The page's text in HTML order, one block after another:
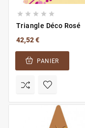
    
Triangle Déco Rosé
42,52 €
PANIER